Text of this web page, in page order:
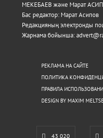
МЕКЕБАЕВ және Марат
Бас редактор: Марат Асипов
Редакцияның электронды
Жарнама бойынша:
РЕКЛАМА НА САЙТЕ
ПОЛИТИКА
ПРАВИЛА
DESIGN BY MAXIM
43 020